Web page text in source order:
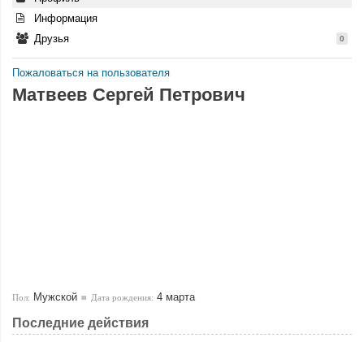
Информация
Друзья
0
Пожаловаться на пользователя
Матвеев Сергей Петрович
Пол: Мужской Дата рождения: 4 марта
Последние действия